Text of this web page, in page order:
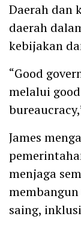
Daerah dan
daerah
kebijakan
“Good
melalui
James
menjaga
saing,